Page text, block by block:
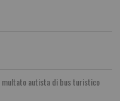
multato autista di bus turistico